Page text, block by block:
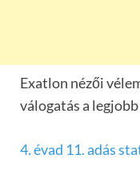
Exatlon nézői
válogatás a
4. évad 11. adás